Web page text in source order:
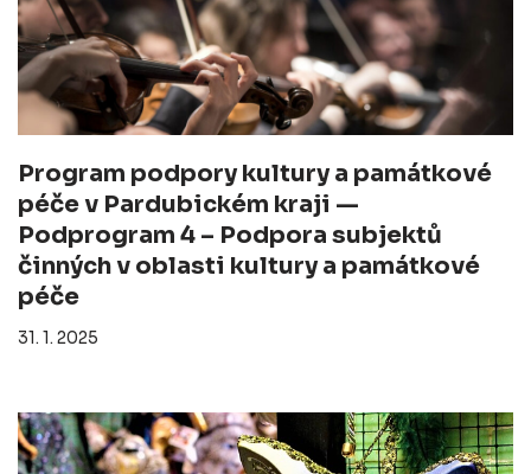
Program podpory kultury a památkové
péče v Pardubickém kraji —
Podprogram 4 – Podpora subjektů
činných v oblasti kultury a památkové
péče
31. 1. 2025